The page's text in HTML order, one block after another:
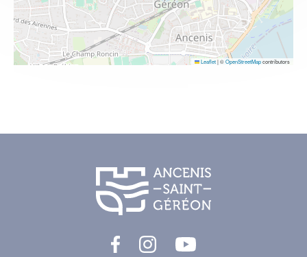
Leaflet|©OpenStreetMapcontributors